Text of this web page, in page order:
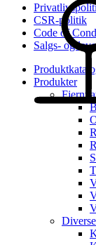
CSR-politik
Code of
Salgs- og
Produkter